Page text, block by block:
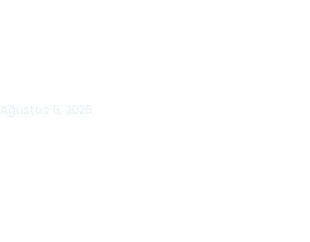
Ağustos 6, 2026